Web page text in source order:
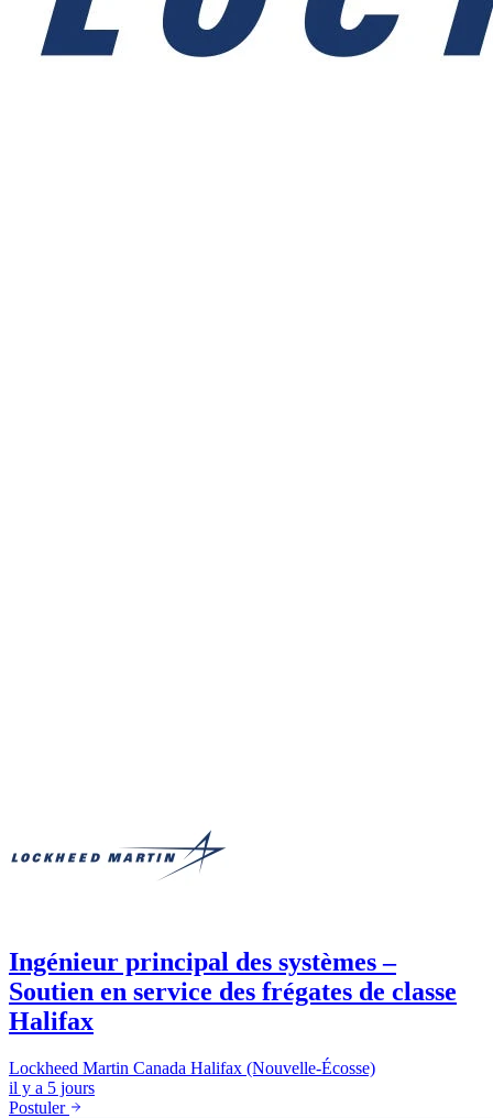
Ingénieur principal des systèmes –
Soutien en service des frégates de classe
Halifax
Lockheed Martin Canada Halifax (Nouvelle-Écosse)
il y a 5 jours
Postuler